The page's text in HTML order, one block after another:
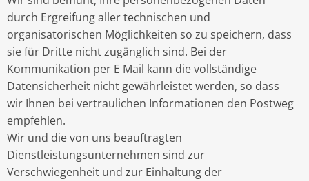
durch Ergreifung aller technischen und
organisatorischen Möglichkeiten so zu speichern, dass
sie für Dritte nicht zugänglich sind. Bei der
Kommunikation per E Mail kann die vollständige
Datensicherheit nicht gewährleistet werden, so dass
wir Ihnen bei vertraulichen Informationen den Postweg
empfehlen.
Wir und die von uns beauftragten
Dienstleistungsunternehmen sind zur
Verschwiegenheit und zur Einhaltung der